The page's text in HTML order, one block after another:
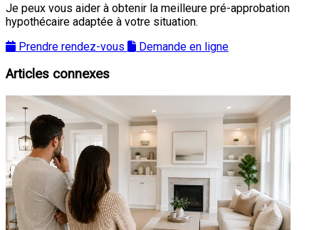
Je peux vous aider à obtenir la meilleure pré-approbation
hypothécaire adaptée à votre situation.
Prendre rendez-vous
Demande en ligne
Articles connexes